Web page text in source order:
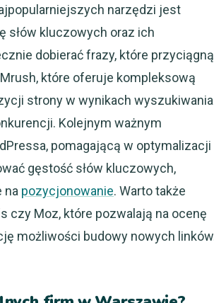
narzędzi jest
słów kluczowych oraz ich
dobierać frazy, które przyciągną
które oferuje kompleksową
strony w wynikach
Kolejnym ważnym
pomagającą w optymalizacji
gęstość słów kluczowych,
na pozycjonowanie. Warto także
czy Moz, które pozwalają na ocenę
możliwości budowy nowych